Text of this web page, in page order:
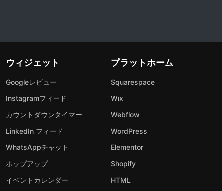
ウィジェット
Googleレビュー
Instagramフィード
カウントダウンタイマー
LinkedIn フィード
WhatsAppチャット
ポップアップ
イベントカレンダー
プラットホーム
Squarespace
Wix
Webflow
WordPress
Elementor
Shopify
HTML